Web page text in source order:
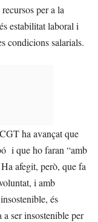
per a la
estabilitat laboral i
condicions salarials.
ha avançat que
i que ho faran “amb
afegit, però, que fa
i amb
és
a ser insostenible per